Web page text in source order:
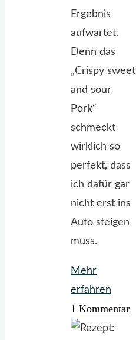
Ergebnis
aufwartet.
Denn das
„Crispy sweet
and sour
Pork“
schmeckt
wirklich so
perfekt, dass
ich dafür gar
nicht erst ins
Auto steigen
muss.
Mehr
erfahren
sauer
und
1 Kommentar